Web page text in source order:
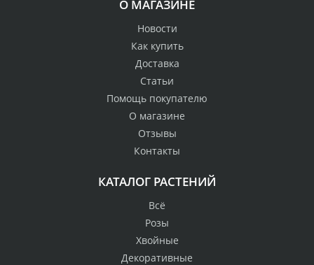
О МАГАЗИНЕ
Новости
Как купить
Доставка
Статьи
Помощь покупателю
О магазине
Отзывы
Контакты
КАТАЛОГ РАСТЕНИЙ
Всё
Розы
Хвойные
Декоративные